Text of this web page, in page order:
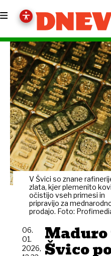
V Švici so znane
zlata, kjer plemenito
očistijo vseh primesi in
pripravijo za
prodajo. Foto:
Maduro
Švico
06.
01.
2026,